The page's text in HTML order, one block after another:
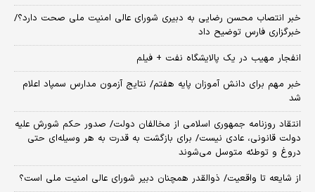
خبر انتصاب محسن رضایی به دبیری شورای عالی امنیت ملی صحت دارد؟/
خبرگزاری فارس توضیح داد
انفجار مهیب در یک پالایشگاه نفت + فیلم
خبر مهم برای دانش آموزان پایه هفتم/ نتایج آزمون مدارس سمپاد اعلام
شد
انتقاد روزنامه جمهوری اسلامی از مخالفان دولت/ صدور حکم شورش علیه
دولت قانونی، عادی نیست/ برای بازگشت به قدرت به هر وسیله‌ای حتی
دروغ و توطئه متوسل می‌شوند
از شایعه تا واقعیت/ ذوالقدر همچنان دبیر شورای ‌عالی امنیت ملی است؟